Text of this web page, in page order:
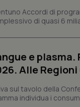
Accordi di
di quasi 6
e
Alle Regioni
sul tavolo della
individua i
_ga_KM60CM4NPH
Nome